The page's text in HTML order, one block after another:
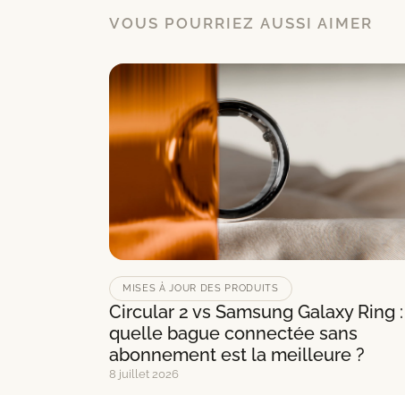
VOUS POURRIEZ AUSSI AIMER
MISES À JOUR DES PRODUITS
Circular 2 vs Samsung Galaxy Ring :
quelle bague connectée sans
abonnement est la meilleure ?
8 juillet 2026